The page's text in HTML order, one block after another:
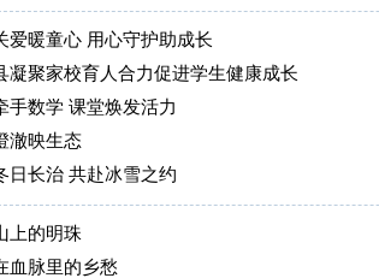
爱暖童心 用心守护助成长
凝聚家校育人合力促进学生健康成长
手数学 课堂焕发活力
澈映生态
日长治 共赴冰雪之约
上的明珠
血脉里的乡愁